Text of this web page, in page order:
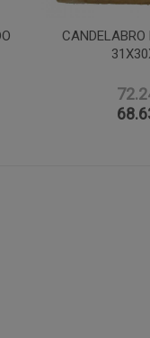
CANDELABRO